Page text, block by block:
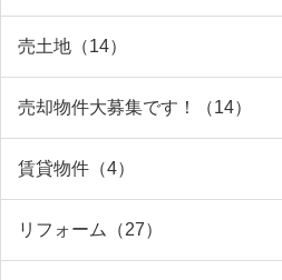
売土地（14）
売却物件大募集です！（14）
賃貸物件（4）
リフォーム（27）